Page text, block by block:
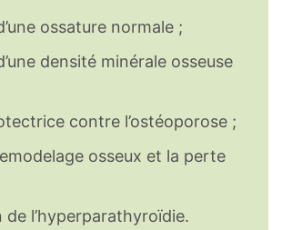
ossature normale ;
densité minérale osseuse
contre l’ostéoporose ;
osseux et la perte
de l’hyperparathyroïdie.